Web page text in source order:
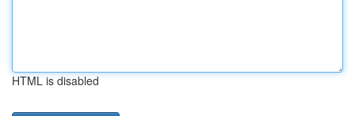
HTML is disabled